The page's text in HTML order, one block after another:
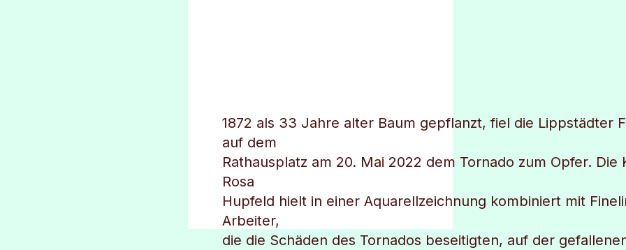
1872 als 33 Jahre alter Baum gepflanzt, fiel die Lippstädter
auf dem
Rathausplatz am 20. Mai 2022 dem Tornado zum Opfer. Die
Rosa
Hupfeld hielt in einer Aquarellzeichnung kombiniert mit
Arbeiter,
die die Schäden des Tornados beseitigten, auf der